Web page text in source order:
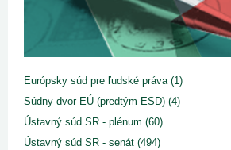
Európsky súd pre ľudské práva (1)
Súdny dvor EÚ (predtým ESD) (4)
Ústavný súd SR - plénum (60)
Ústavný súd SR - senát (494)